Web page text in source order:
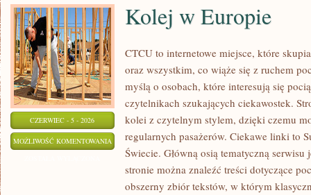
CZERWIEC - 5 - 2026
MOŻLIWOŚĆ KOMENTOWANIA KOLEJ
EUROPIE
Kolej w Europie
CTCU to internetowe miejsce, które
oraz wszystkim, co wiąże się z ruchem
myślą o osobach, które interesują się
czytelnikach szukających ciekawostek.
kolei z czytelnym stylem, dzięki czemu
regularnych pasażerów. Ciekawe linki to
Świecie. Główną osią tematyczną
stronie można znaleźć treści dotyczące
obszerny zbiór tekstów, w którym